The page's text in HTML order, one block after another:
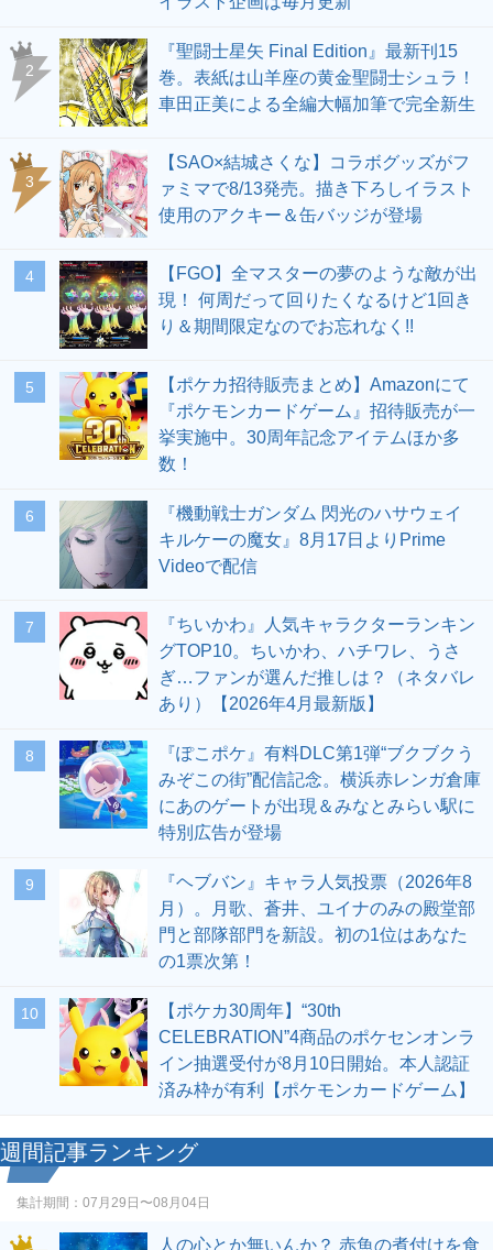
2
『聖闘士星矢 Final Edition』最新刊15
巻。表紙は山羊座の黄金聖闘士シュラ！
車田正美による全編大幅加筆で完全新生
3
【SAO×結城さくな】コラボグッズがフ
ァミマで8/13発売。描き下ろしイラスト
使用のアクキー＆缶バッジが登場
4
【FGO】全マスターの夢のような敵が出
現！ 何周だって回りたくなるけど1回き
り＆期間限定なのでお忘れなく!!
5
【ポケカ招待販売まとめ】Amazonにて
『ポケモンカードゲーム』招待販売が一
挙実施中。30周年記念アイテムほか多
数！
6
『機動戦士ガンダム 閃光のハサウェイ
キルケーの魔女』8月17日よりPrime
Videoで配信
7
『ちいかわ』人気キャラクターランキン
グTOP10。ちいかわ、ハチワレ、うさ
ぎ…ファンが選んだ推しは？（ネタバレ
あり）【2026年4月最新版】
8
『ぽこポケ』有料DLC第1弾“ブクブクう
みぞこの街”配信記念。横浜赤レンガ倉庫
にあのゲートが出現＆みなとみらい駅に
特別広告が登場
9
『ヘブバン』キャラ人気投票（2026年8
月）。月歌、蒼井、ユイナのみの殿堂部
門と部隊部門を新設。初の1位はあなた
の1票次第！
10
【ポケカ30周年】“30th
CELEBRATION”4商品のポケセンオンラ
イン抽選受付が8月10日開始。本人認証
済み枠が有利【ポケモンカードゲーム】
週間記事ランキング
集計期間： 07月29日〜08月04日
人の心とか無いんか？ 赤魚の煮付けを食